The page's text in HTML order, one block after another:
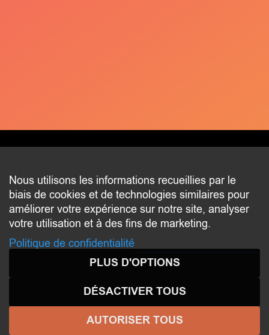
CONTACT
2 beim Schlass
L-8058 Bertrange
communication@bertrange.lu
Nous utilisons les informations recueillies par le
biais de cookies et de technologies similaires pour
améliorer votre expérience sur notre site, analyser
votre utilisation et à des fins de marketing.
Politique de confidentialité
PLUS D'OPTIONS
DÉSACTIVER TOUS
AUTORISER TOUS